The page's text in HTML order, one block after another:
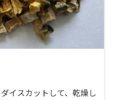
イスカットして、乾燥し